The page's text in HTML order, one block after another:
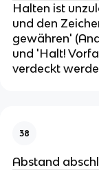
Halten ist
und den
gewähren'
und 'Halt!
verdeckt
38
Abstand